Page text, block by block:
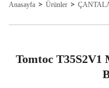
Anasayfa Ürünler
Tomtoc